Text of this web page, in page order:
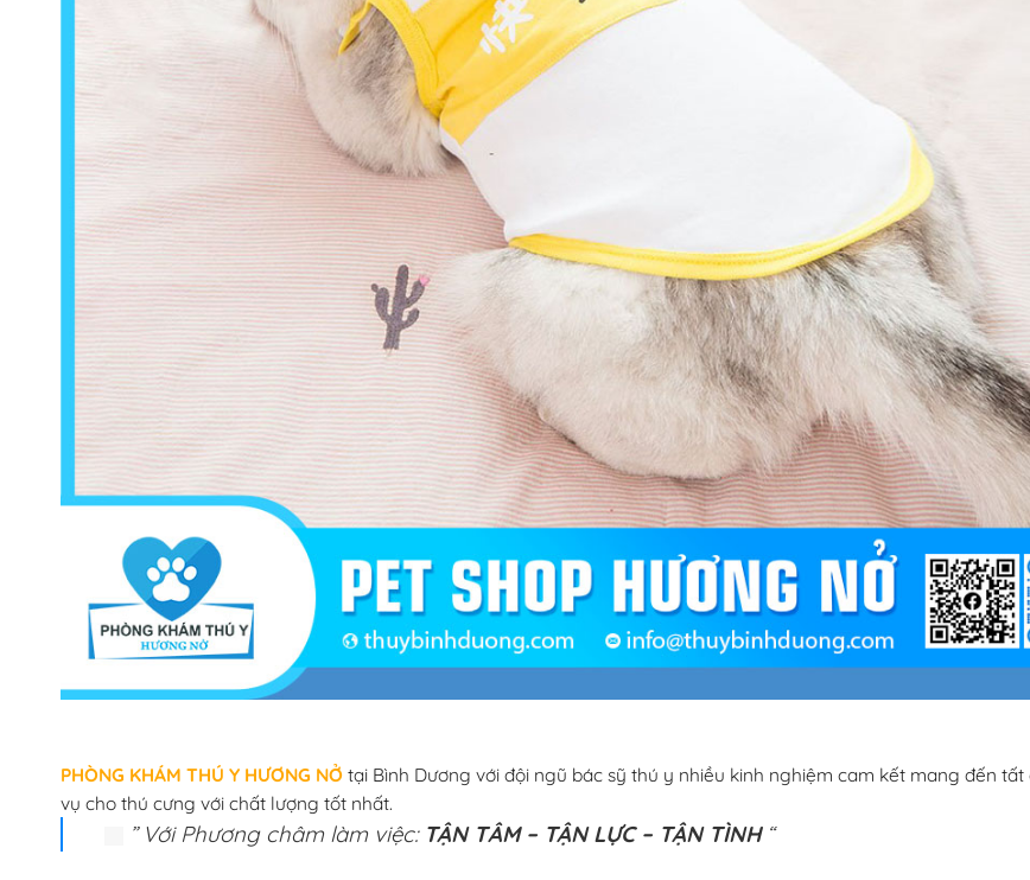
PHÒNG KHÁM THÚ Y HƯƠNG NỞtại Bình Dương với đội ngũ bác sỹ thú y nhiều kinh nghiệm cam kết mang đến tất
vụ cho thú cưng với chất lượng tốt nhất.
” Với Phương châm làm việc: TẬN TÂM – TẬN LỰC – TẬN TÌNH“